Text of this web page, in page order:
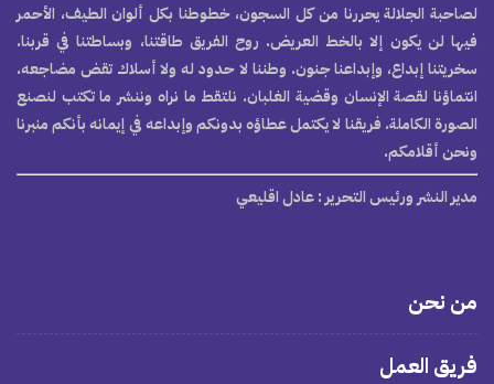
لصاحبة الجلالة يحررنا من كل السجون، خطوطنا بكل ألوان الطيف، الأحمر
فيها لن يكون إلا بالخط العريض. روح الفريق طاقتنا، وبساطتنا في قربنا.
سخريتنا إبداع، وإبداعنا جنون. وطننا لا حدود له ولا أسلاك تقض مضاجعه.
انتماؤنا لقصة الإنسان وقضية الغلبان. نلتقط ما نراه وننشر ما تكتب لنصنع
الصورة الكاملة. فريقنا لا يكتمل عطاؤه بدونكم وإبداعه في إيمانه بأنكم منبرنا
ونحن أقلامكم.
مدير النشر ورئيس التحرير: عادل اقليعي
من نحن
فريق العمل